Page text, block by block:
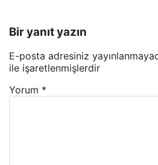
Bir yanıt yazın
E-posta adresiniz
ile işaretlenmişlerdir
Yorum *